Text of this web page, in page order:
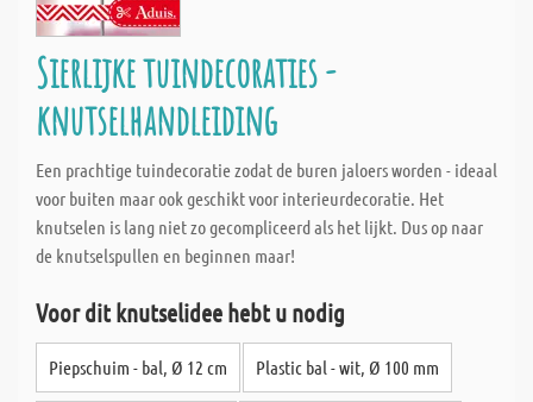
Sierlijke tuindecoraties -
knutselhandleiding
Een prachtige tuindecoratie zodat de buren jaloers worden - ideaal
voor buiten maar ook geschikt voor interieurdecoratie. Het
knutselen is lang niet zo gecompliceerd als het lijkt. Dus op naar
de knutselspullen en beginnen maar!
Voor dit knutselidee hebt u nodig
Piepschuim - bal, Ø 12 cm Plastic bal - wit, Ø 100 mm